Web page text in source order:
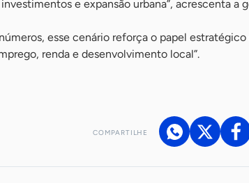
e expansão urbana”, acrescenta a
esse cenário reforça o papel estratégico
renda e desenvolvimento local”.
COMPARTILHE